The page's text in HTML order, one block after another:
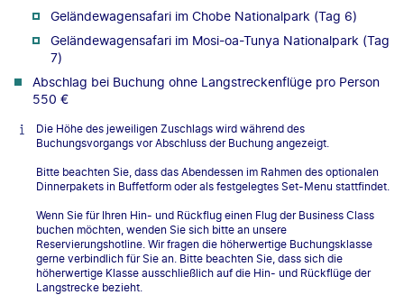
Geländewagensafari im Chobe Nationalpark (Tag 6)
Geländewagensafari im Mosi-oa-Tunya Nationalpark (Tag
7)
Abschlag bei Buchung ohne Langstreckenflüge pro Person
550 €
Die Höhe des jeweiligen Zuschlags wird während des
Buchungsvorgangs vor Abschluss der Buchung angezeigt.
Bitte beachten Sie, dass das Abendessen im Rahmen des optionalen
Dinnerpakets in Buffetform oder als festgelegtes Set-Menu stattfindet.
Wenn Sie für Ihren Hin- und Rückflug einen Flug der Business Class
buchen möchten, wenden Sie sich bitte an unsere
Reservierungshotline. Wir fragen die höherwertige Buchungsklasse
gerne verbindlich für Sie an. Bitte beachten Sie, dass sich die
höherwertige Klasse ausschließlich auf die Hin- und Rückflüge der
Langstrecke bezieht.